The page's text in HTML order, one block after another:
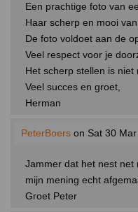
Een prachtige foto van
Haar scherp en mooi
De foto voldoet aan de
Veel respect voor je
Het scherp stellen is niet
Veel succes en groet,
Herman
PeterBoers on Sat 30
Jammer dat het nest net
mijn mening echt
Groet Peter